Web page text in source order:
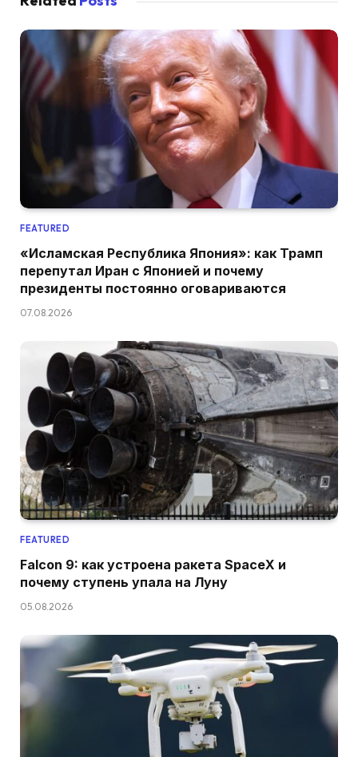
FEATURED
«Исламская Республика Япония»: как Трамп
перепутал Иран с Японией и почему
президенты постоянно оговариваются
07.08.2026
FEATURED
Falcon 9: как устроена ракета SpaceX и
почему ступень упала на Луну
05.08.2026